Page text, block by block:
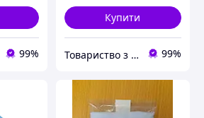
99%
Купити
Товариство з обмеженою відповідальністю "МТВ - ФАРМ" 99%